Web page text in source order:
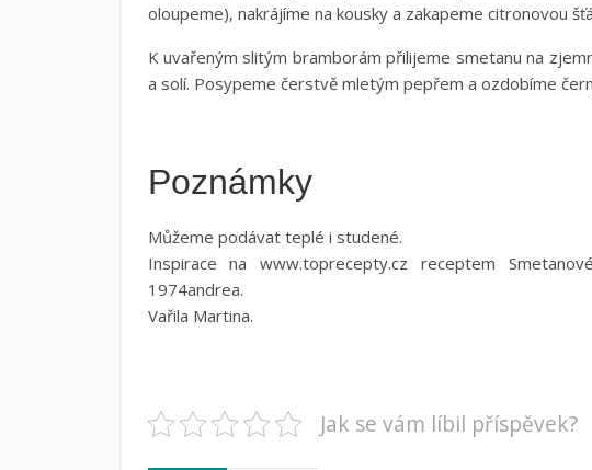
oloupeme), nakrájíme na kousky a zakapeme citronovou
K uvařeným slitým bramborám přilijeme smetanu na
a solí. Posypeme čerstvě mletým pepřem a ozdobíme
Poznámky
Můžeme podávat teplé i studené.
Inspirace na www.toprecepty.cz receptem
1974andrea.
Vařila Martina.
Jak se vám líbil příspěvek?